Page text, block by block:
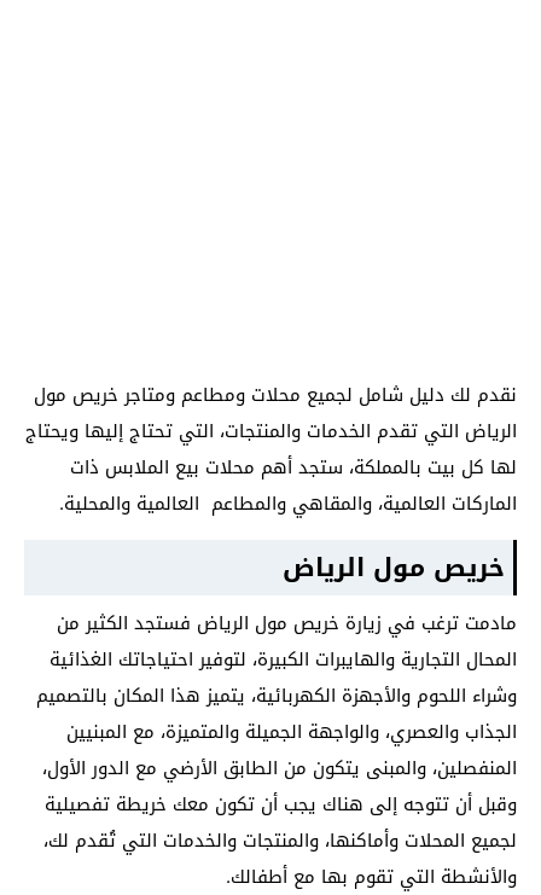
نقدم لك دليل شامل لجميع محلات ومطاعم ومتاجر خريص مول
الرياض التي تقدم الخدمات والمنتجات، التي تحتاج إليها ويحتاج
لها كل بيت بالمملكة، ستجد أهم محلات بيع الملابس ذات
الماركات العالمية، والمقاهي والمطاعم العالمية والمحلية.
خريص مول الرياض
مادمت ترغب في زيارة خريص مول الرياض فستجد الكثير من
المحال التجارية والهايبرات الكبيرة، لتوفير احتياجاتك الغذائية
وشراء اللحوم والأجهزة الكهربائية، يتميز هذا المكان بالتصميم
الجذاب والعصري، والواجهة الجميلة والمتميزة، مع المبنيين
المنفصلين، والمبنى يتكون من الطابق الأرضي مع الدور الأول،
وقبل أن تتوجه إلى هناك يجب أن تكون معك خريطة تفصيلية
لجميع المحلات وأماكنها، والمنتجات والخدمات التي تُقدم لك،
والأنشطة التي تقوم بها مع أطفالك.